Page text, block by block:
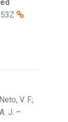
V. F.;
J. –